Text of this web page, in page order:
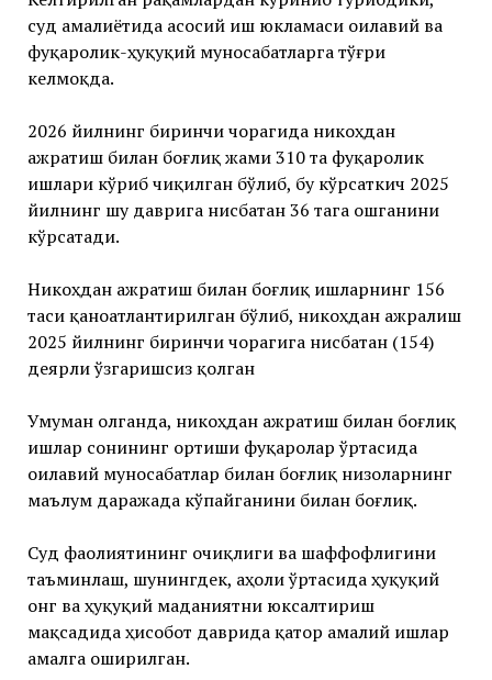
суд амалиётида асосий иш юкламаси оилавий ва
фуқаролик-ҳуқуқий муносабатларга тўғри
келмоқда.
2026 йилнинг биринчи чорагида никоҳдан
ажратиш билан боғлиқ жами 310 та фуқаролик
ишлари кўриб чиқилган бўлиб, бу кўрсаткич 2025
йилнинг шу даврига нисбатан 36 тага ошганини
кўрсатади.
Никоҳдан ажратиш билан боғлиқ ишларнинг 156
таси қаноатлантирилган бўлиб, никоҳдан ажралиш
2025 йилнинг биринчи чорагига нисбатан (154)
деярли ўзгаришсиз қолган
Умуман олганда, никоҳдан ажратиш билан боғлиқ
ишлар сонининг ортиши фуқаролар ўртасида
оилавий муносабатлар билан боғлиқ низоларнинг
маълум даражада кўпайганини билан боғлиқ.
Суд фаолиятининг очиқлиги ва шаффофлигини
таъминлаш, шунингдек, аҳоли ўртасида ҳуқуқий
онг ва ҳуқуқий маданиятни юксалтириш
мақсадида ҳисобот даврида қатор амалий ишлар
амалга оширилган.